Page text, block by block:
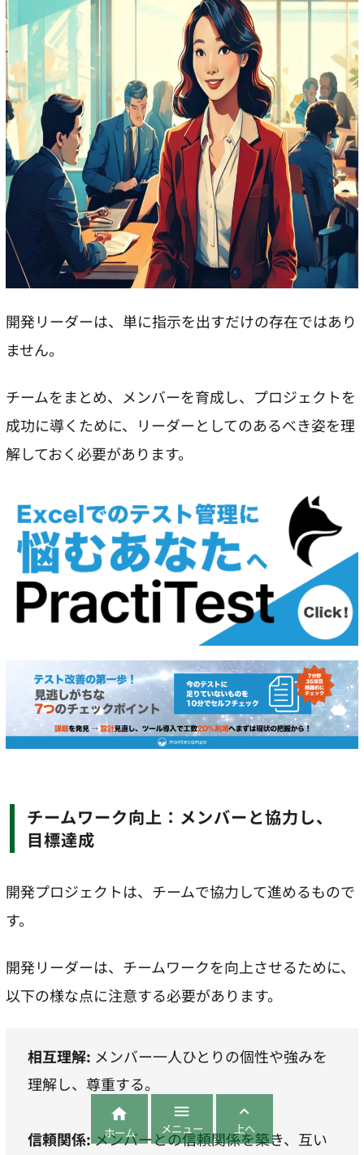
開発リーダーは、単に指示を出すだけの存在ではあり
ません。
チームをまとめ、メンバーを育成し、プロジェクトを
成功に導くために、リーダーとしてのあるべき姿を理
解しておく必要があります。
チームワーク向上：メンバーと協力し、
目標達成
開発プロジェクトは、チームで協力して進めるもので
す。
開発リーダーは、チームワークを向上させるために、
以下の様な点に注意する必要があります。
相互理解: メンバー一人ひとりの個性や強みを
理解し、尊重する。
信頼関係:メンバーとの信頼関係を築き、互い

ホーム

メニュー

上へ